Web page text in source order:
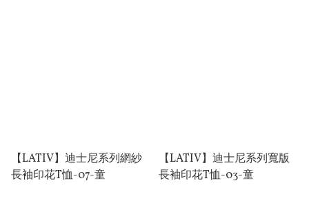
【LATIV】迪⼠尼系列網紗
⻑袖印花T恤-07-童
【LATIV】迪⼠尼系列寬版
⻑袖印花T恤-03-童